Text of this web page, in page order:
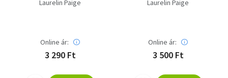
Laurelin Paige
Online ár:
3 290 Ft
Laurelin Paige
Online ár:
3 500 Ft